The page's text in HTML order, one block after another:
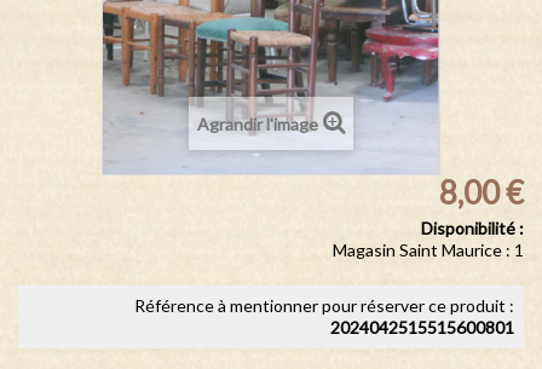
Agrandir l'image
8,00 €
Disponibilité :
Magasin Saint Maurice : 1
Référence à mentionner pour réserver ce produit :
2024042515515600801